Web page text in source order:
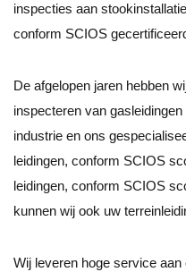
inspecties aan
conform SCIOS
De afgelopen jaren hebben
inspecteren van
industrie en ons
leidingen, conform SCIOS
leidingen, conform SCIOS
kunnen wij ook uw
Wij leveren hoge service